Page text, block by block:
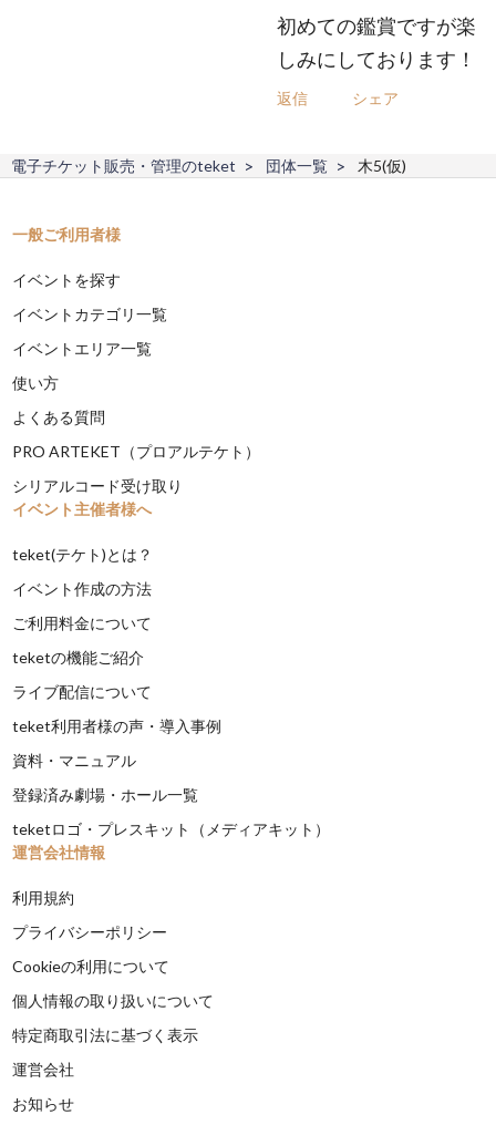
初めての鑑賞ですが楽
しみにしております！
返信 シェア
電子チケット販売・管理のteket 団体一覧 木5(仮)
一般ご利用者様
イベントを探す
イベントカテゴリ一覧
イベントエリア一覧
使い方
よくある質問
PRO ARTEKET（プロアルテケト）
シリアルコード受け取り
イベント主催者様へ
teket(テケト)とは？
イベント作成の方法
ご利用料金について
teketの機能ご紹介
ライブ配信について
teket利用者様の声・導入事例
資料・マニュアル
登録済み劇場・ホール一覧
teketロゴ・プレスキット（メディアキット）
運営会社情報
利用規約
プライバシーポリシー
Cookieの利用について
個人情報の取り扱いについて
特定商取引法に基づく表示
運営会社
お知らせ